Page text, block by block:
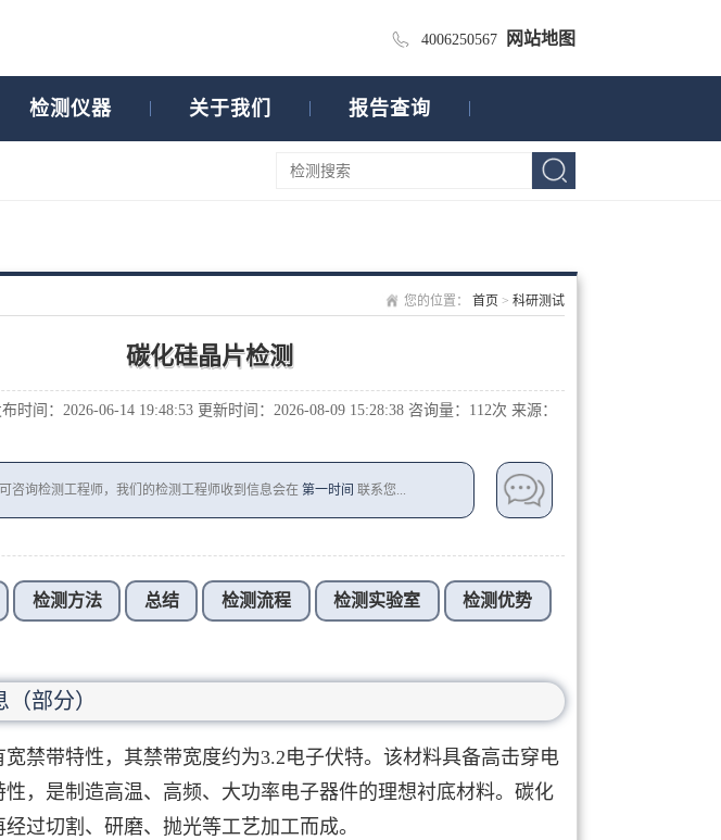
4006250567 网站地图
检测仪器 关于我们 报告查询
您的位置： 首页> 科研测试
碳化硅晶片检测
时间：2026-06-14 19:48:53 更新时间：2026-08-09 15:28:38 咨询量：1 12次 来源：
咨询检测工程师，我们的检测工程师收到信息会在第一时间 联系您...
检测方法 总结 检测流程 检测实验室 检测优势
部分）
禁带特性，其禁带宽度约为3.2电子伏特。该材料具备高击穿电
，是制造高温、高频、大功率电子器件的理想衬底材料。碳化
过切割、研磨、抛光等工艺加工而成。